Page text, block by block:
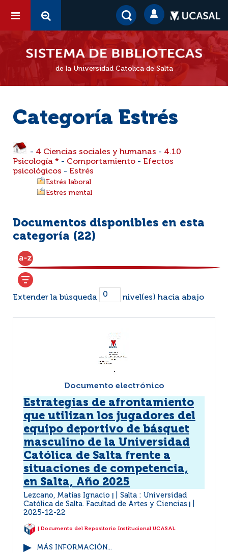
de la Universidad Católica de Salta
Categoría Estrés
- 4 Ciencias sociales y humanas - 4.10
Psicología * - Comportamiento - Efectos
psicológicos - Estrés
Estrés laboral
Estrés mental
Documentos disponibles en esta
categoría (22)
Extender la búsqueda nivel(es) hacia abajo
Documento electrónico
Estrategias de afrontamiento
que utilizan los jugadores del
equipo deportivo de básquet
masculino de la Universidad
Católica de Salta frente a
situaciones de competencia,
en Salta, Año 2025
Lezcano, Matías Ignacio
Salta : Universidad
Católica de Salta. Facultad de Artes y Ciencias
2025-12-22
| Documento del Repositorio Institucional UCASAL
MÁS INFORMACIÓN...